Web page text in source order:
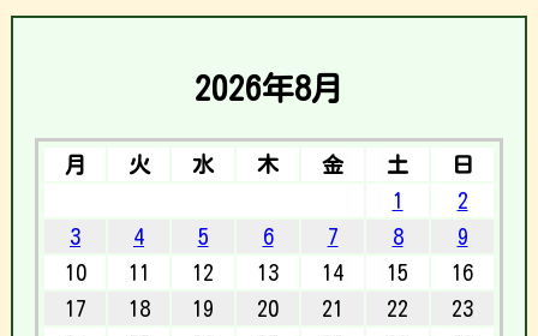
2026年8月
月 火 水 木 金 土
日
1
2
3
4 5 6 7 8
9
10
11 12 13 14 15
16
17
18 19 20 21 22
23